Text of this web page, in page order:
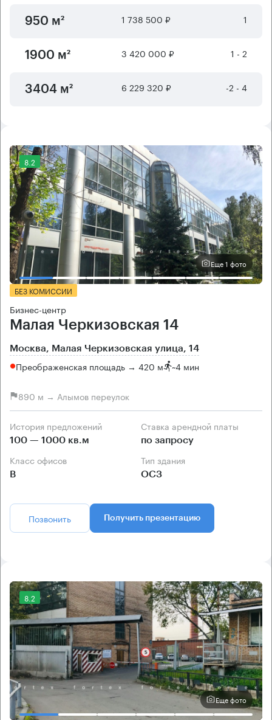
950 м² 1 738 500 ₽ 1
1900 м² 3 420 000 ₽ 1 - 2
3404 м² 6 229 320 ₽ -2 - 4
8.2
Еще 1 фото
БЕЗ КОМИССИИ
Бизнес-центр
Малая Черкизовская 14
Москва, Малая Черкизовская улица, 14
Преображенская площадь → 420 м ~4 мин
890 м → Алымов переулок
История предложений
100 — 1000 кв.м
Ставка арендной платы
по запросу
Класс офисов
B
Тип здания
ОСЗ
Позвонить Получить презентацию
8.2
Еще фото